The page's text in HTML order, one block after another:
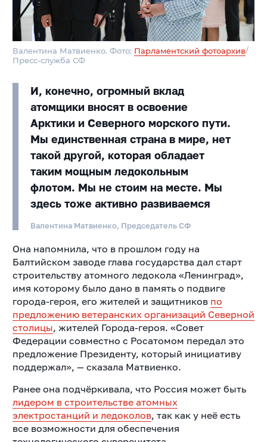
Валентина Матвиенко. Фото: Парламентский фотоархив/
Пресс-служба СФ
И, конечно, огромный вклад
атомщики вносят в освоение
Арктики и Северного морского пути.
Мы единственная страна в мире, нет
такой другой, которая обладает
таким мощным ледокольным
флотом. Мы не стоим на месте. Мы
здесь тоже активно развиваемся
Валентина Матвиенко, Председатель СФ
Она напомнила, что в прошлом году на
Балтийском заводе глава государства дал старт
строительству атомного ледокола «Ленинград»,
имя которому было дано в память о подвиге
города-героя, его жителей и защитников по
предложению ветеранских организаций Северной
столицы, жителей Города-героя. «Совет
Федерации совместно с Росатомом передал это
предложение Президенту, который инициативу
поддержал», — сказала Матвиенко.
Ранее она подчёркивала, что Россия может быть
лидером в строительстве атомных
электростанций и ледоколов, так как у неё есть
все возможности для обеспечения